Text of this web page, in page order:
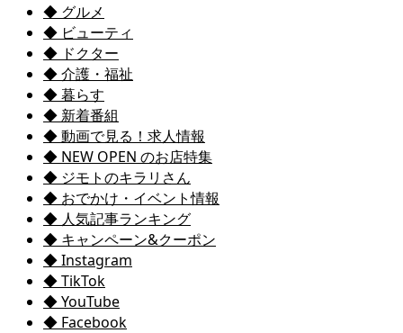
◆ グルメ
◆ ビューティ
◆ ドクター
◆ 介護・福祉
◆ 暮らす
◆ 新着番組
◆ 動画で見る！求人情報
◆ NEW OPEN のお店特集
◆ ジモトのキラリさん
◆ おでかけ・イベント情報
◆ 人気記事ランキング
◆ キャンペーン&クーポン
◆ Instagram
◆ TikTok
◆ YouTube
◆ Facebook